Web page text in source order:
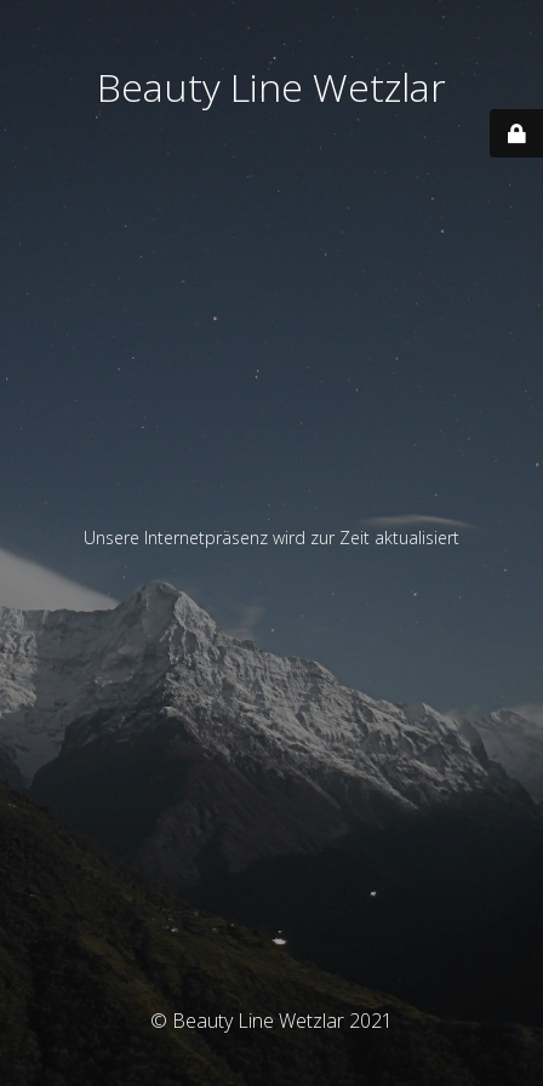
Beauty Line Wetzlar
Unsere Internetpräsenz wird zur Zeit aktualisiert
© Beauty Line Wetzlar 2021